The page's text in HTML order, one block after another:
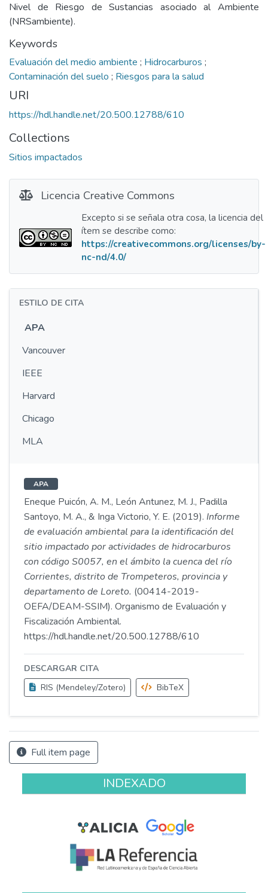
Nivel de Riesgo de Sustancias asociado al Ambiente
(NRSambiente).
Keywords
Evaluación del medio ambiente ; Hidrocarburos ;
Contaminación del suelo ; Riesgos para la salud
URI
https://hdl.handle.net/20.500.12788/610
Collections
Sitios impactados
Licencia Creative Commons
Excepto si se señala otra cosa, la licencia del
ítem se describe como:
https://creativecommons.org/licenses/by-
nc-nd/4.0/
ESTILO DE CITA
APA
Vancouver
IEEE
Harvard
Chicago
MLA
APA
Eneque Puicón, A. M., León Antunez, M. J., Padilla
Santoyo, M. A., & Inga Victorio, Y. E. (2019). Informe
de evaluación ambiental para la identificación del
sitio impactado por actividades de hidrocarburos
con código S0057, en el ámbito la cuenca del río
Corrientes, distrito de Trompeteros, provincia y
departamento de Loreto. (00414-2019-
OEFA/DEAM-SSIM). Organismo de Evaluación y
Fiscalización Ambiental.
https://hdl.handle.net/20.500.12788/610
DESCARGAR CITA
RIS (Mendeley/Zotero)
BibTeX
Full item page
INDEXADO